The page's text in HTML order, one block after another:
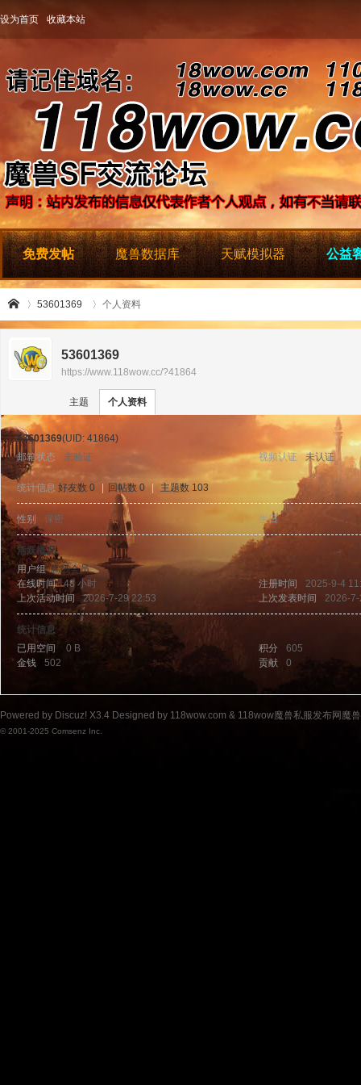
设为首页 收藏本站
免费发帖 魔兽数据库 天赋模拟器 公益
8w
53601369
›
个人资料
53601369
https://www.118wow.cc/?41864
主题 个人资料
53601369(UID: 41864)
邮箱状态
未验证 视频认证 未认证
统计信息 好友数 0 回帖数 0 主题数 103
性别 保密 生日 -
活跃概况
用户组高级会员
在线时间
48 小时 注册时间
2025-9-4
上次活动时间
2026-7-29 22:53 上次发表时间 2026-
统计信息
已用空间
0 B 积分
605
金钱
502 贡献 0
Powered by Discuz! X3.4 Designed by 118wow.com & 118wow魔兽私服发布网魔
© 2001-2025 Comsenz Inc.